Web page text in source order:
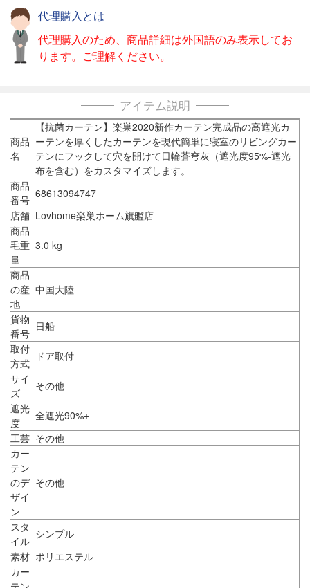
代理購入とは
代理購入のため、商品詳細は外国語のみ表示してお
ります。ご理解ください。
アイテム説明
商品
名
【抗菌カーテン】楽巣2020新作カーテン完成品の高遮光カ
ーテンを厚くしたカーテンを現代簡単に寝室のリビングカー
テンにフックして穴を開けて日輪蒼穹灰（遮光度95%-遮光
布を含む）をカスタマイズします。
商品
番号 68613094747
店舗 Lovhome楽巣ホーム旗艦店
商品
毛重
量
3.0 kg
商品
の産
地
中国大陸
貨物
番号
日船
取付
方式
ドア取付
サイ
ズ
その他
遮光
度
全遮光90%+
工芸 その他
カー
テン
のデ
ザイ
ン
その他
スタ
イル
シンプル
素材 ポリエステル
カー